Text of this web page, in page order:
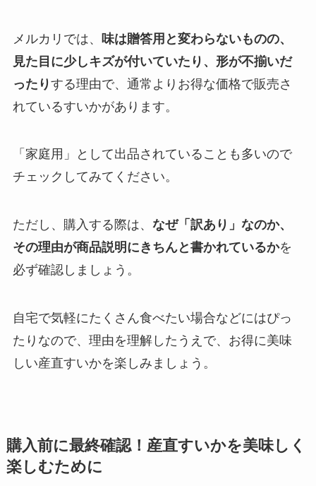
メルカリでは、
味は贈答用と変わらないものの、
見た目に少しキズが付いていたり、形が不揃いだ
ったりする理由で、通常よりお得な価格で販売さ
れているすいかがあります。
「家庭用」として出品されていることも多いので
チェックしてみてください。
ただし、購入する際は、 なぜ「訳あり」なのか、
その理由が商品説明にきちんと書かれているかを
必ず確認しましょう。
自宅で気軽にたくさん食べたい場合などにはぴっ
たりなので、理由を理解したうえで、お得に美味
しい産直すいかを楽しみましょう。
購入前に最終確認！産直すいかを美味しく
楽しむために